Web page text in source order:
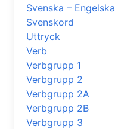
Svenska – Engelska
Svenskord
Uttryck
Verb
Verbgrupp 1
Verbgrupp 2
Verbgrupp 2A
Verbgrupp 2B
Verbgrupp 3